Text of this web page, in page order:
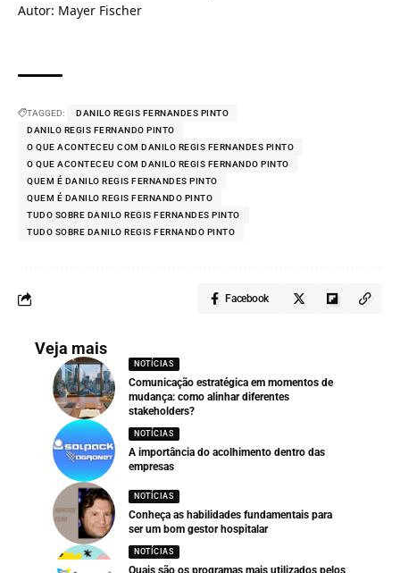
Autor: Mayer Fischer
TAGGED:
DANILO REGIS FERNANDES PINTO
DANILO REGIS FERNANDO PINTO
O QUE ACONTECEU COM DANILO REGIS FERNANDES PINTO
O QUE ACONTECEU COM DANILO REGIS FERNANDO PINTO
QUEM É DANILO REGIS FERNANDES PINTO
QUEM É DANILO REGIS FERNANDO PINTO
TUDO SOBRE DANILO REGIS FERNANDES PINTO
TUDO SOBRE DANILO REGIS FERNANDO PINTO
Facebook
Veja mais
NOTÍCIAS
Comunicação estratégica em momentos de
mudança: como alinhar diferentes
stakeholders?
NOTÍCIAS
A importância do acolhimento dentro das
empresas
NOTÍCIAS
Conheça as habilidades fundamentais para
ser um bom gestor hospitalar
NOTÍCIAS
Quais são os programas mais utilizados pelos